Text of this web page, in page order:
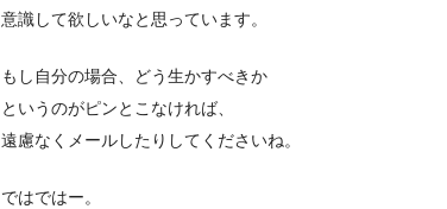
意識して欲しいなと思っています。
もし自分の場合、どう生かすべきか
というのがピンとこなければ、
遠慮なくメールしたりしてくださいね。
ではではー。